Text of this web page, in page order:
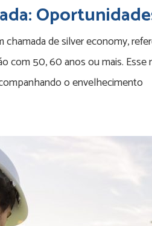
de silver economy,
com 50, 60 anos ou mais. Esse
o envelhecimento